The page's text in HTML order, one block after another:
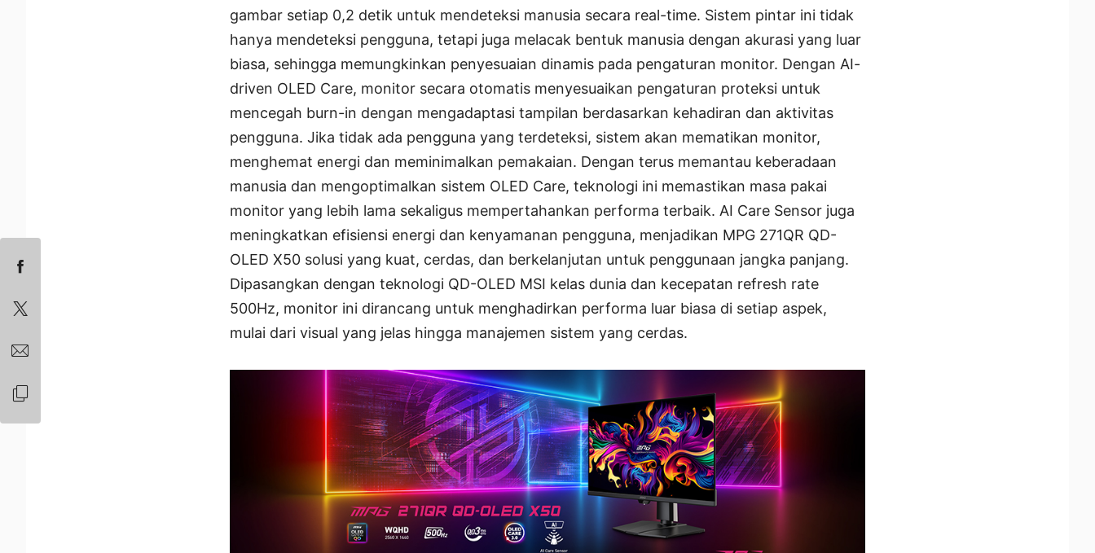
gambar setiap 0,2 detik untuk mendeteksi manusia secara real-time. Sistem pintar ini tidak
hanya mendeteksi pengguna, tetapi juga melacak bentuk manusia dengan akurasi yang luar
biasa, sehingga memungkinkan penyesuaian dinamis pada pengaturan monitor. Dengan AI-
driven OLED Care, monitor secara otomatis menyesuaikan pengaturan proteksi untuk
mencegah burn-in dengan mengadaptasi tampilan berdasarkan kehadiran dan aktivitas
pengguna. Jika tidak ada pengguna yang terdeteksi, sistem akan mematikan monitor,
menghemat energi dan meminimalkan pemakaian. Dengan terus memantau keberadaan
manusia dan mengoptimalkan sistem OLED Care, teknologi ini memastikan masa pakai
monitor yang lebih lama sekaligus mempertahankan performa terbaik. AI Care Sensor juga
meningkatkan efisiensi energi dan kenyamanan pengguna, menjadikan MPG 271QR QD-
OLED X50 solusi yang kuat, cerdas, dan berkelanjutan untuk penggunaan jangka panjang.
Dipasangkan dengan teknologi QD-OLED MSI kelas dunia dan kecepatan refresh rate
500Hz, monitor ini dirancang untuk menghadirkan performa luar biasa di setiap aspek,
mulai dari visual yang jelas hingga manajemen sistem yang cerdas.